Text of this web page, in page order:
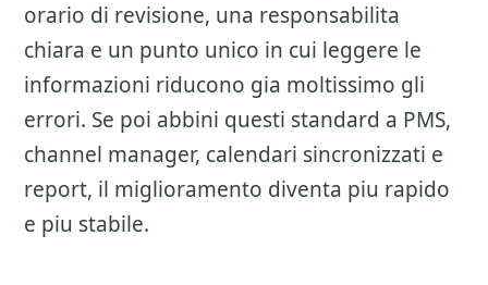
orario di revisione, una responsabilita
chiara e un punto unico in cui leggere le
informazioni riducono gia moltissimo gli
errori. Se poi abbini questi standard a PMS,
channel manager, calendari sincronizzati e
report, il miglioramento diventa piu rapido
e piu stabile.